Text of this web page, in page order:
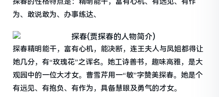
为、敢说敢为、办事练达、
探春精明能干，富有心机，能决断，连王夫人与凤姐都得让
她几分，有“玫瑰花”之诨名。她工诗善书，趣味高雅，是大
观园中的一位大才女。曹雪芹用一“敏”字赞美探春。她是个
有远见、有抱负、有作为，具备慧眼及勇气的才女。